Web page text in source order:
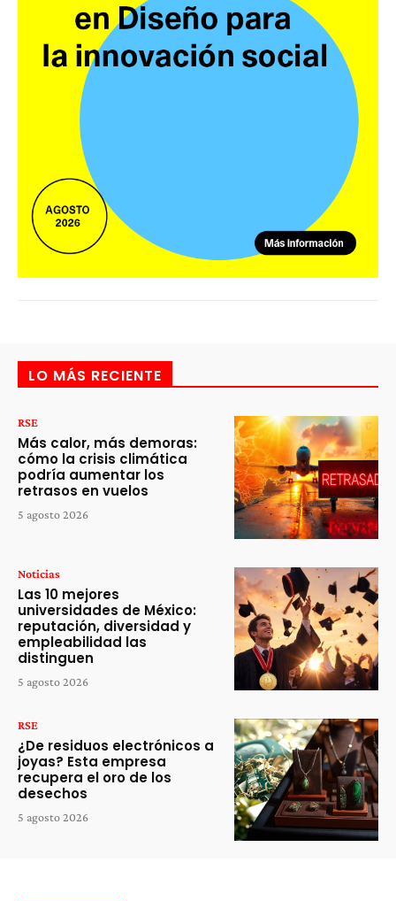
LO MÁS RECIENTE
RSE
Más calor, más demoras:
cómo la crisis climática
podría aumentar los
retrasos en vuelos
5 agosto 2026
Noticias
Las 10 mejores
universidades de México:
reputación, diversidad y
empleabilidad las
distinguen
5 agosto 2026
RSE
¿De residuos electrónicos a
joyas? Esta empresa
recupera el oro de los
desechos
5 agosto 2026